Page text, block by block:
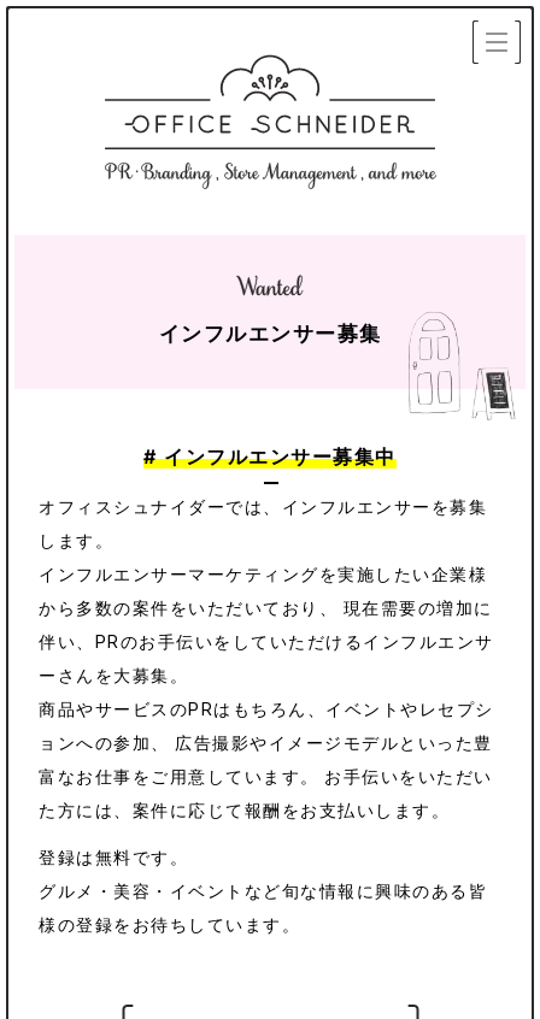
インフルエンサー募集
# インフルエンサー募集中
オフィスシュナイダーでは、インフルエンサーを募集
します。
インフルエンサーマーケティングを実施したい企業様
から多数の案件をいただいており、
現在需要の増加に
伴い、PRのお手伝いをしていただけるインフルエンサ
ーさんを大募集。
商品やサービスのPRはもちろん、イベントやレセプシ
ョンへの参加、
広告撮影やイメージモデルといった豊
富なお仕事をご用意しています。
お手伝いをいただい
た方には、案件に応じて報酬をお支払いします。
登録は無料です。
グルメ・美容・イベントなど旬な情報に興味のある皆
様の登録をお待ちしています。